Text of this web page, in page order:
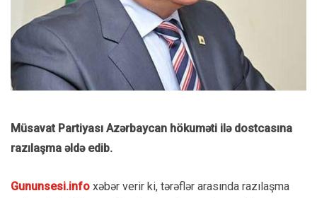
Müsavat Partiyası Azərbaycan hökuməti ilə dostcasına
razılaşma əldə edib.
Gununsesi.info xəbər verir ki, tərəflər arasında razılaşma